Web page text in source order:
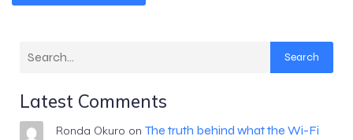
Search
Latest Comments
Ronda Okuro on The truth behind what the Wi-Fi